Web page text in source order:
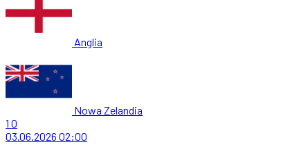
Anglia
Nowa Zelandia
1 0
03.06.2026 02:00